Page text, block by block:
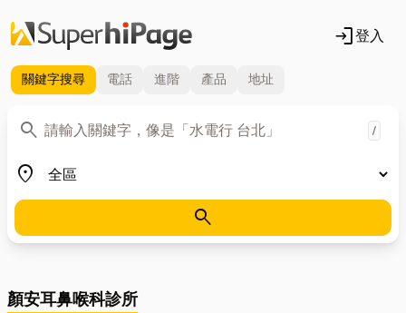
login登入
關鍵字搜尋 電話 進階 產品 地址
search
關鍵字 /
place
地區
search
顏安耳鼻喉科診所